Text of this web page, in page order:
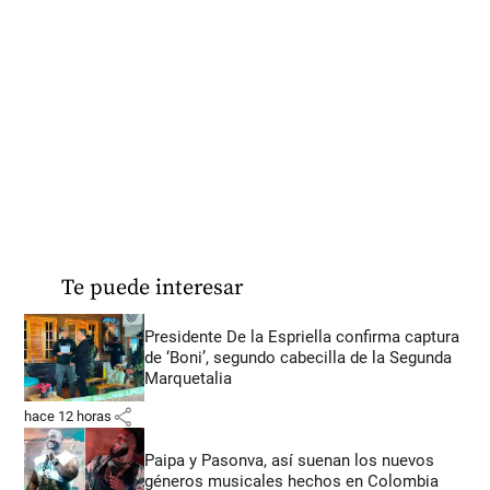
Te puede interesar
Presidente De la Espriella confirma captura
de ‘Boni’, segundo cabecilla de la Segunda
Marquetalia
hace 12 horas share
Paipa y Pasonva, así suenan los nuevos
géneros musicales hechos en Colombia